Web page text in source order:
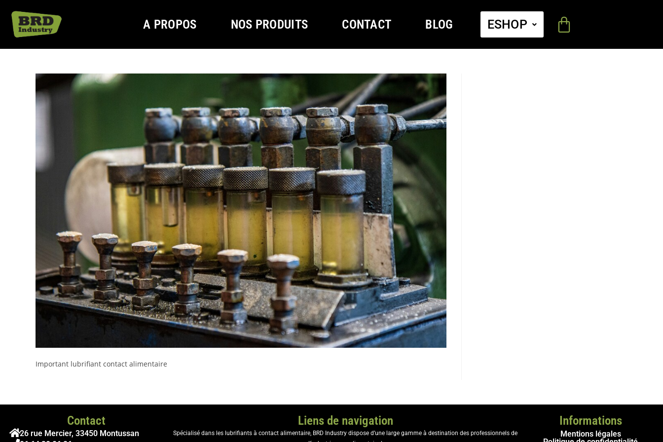
A PROPOS NOS PRODUITS CONTACT BLOG ESHOP
Important lubrifiant contact alimentaire
Contact
26 rue Mercier, 33450 Montussan
Liens de navigation
Spécialisé dans les lubrifiants à contact alimentaire, BRD Industry dispose d’une large gamme à destination des professionnels de
Informations
Mentions légales